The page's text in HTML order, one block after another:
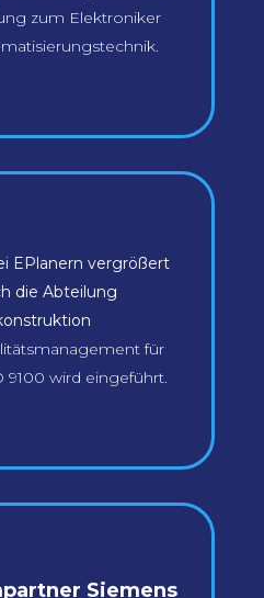
zum Elektroniker
EPlanern vergrößert
die Abteilung
für
9100 wird eingeführt.
Siemens